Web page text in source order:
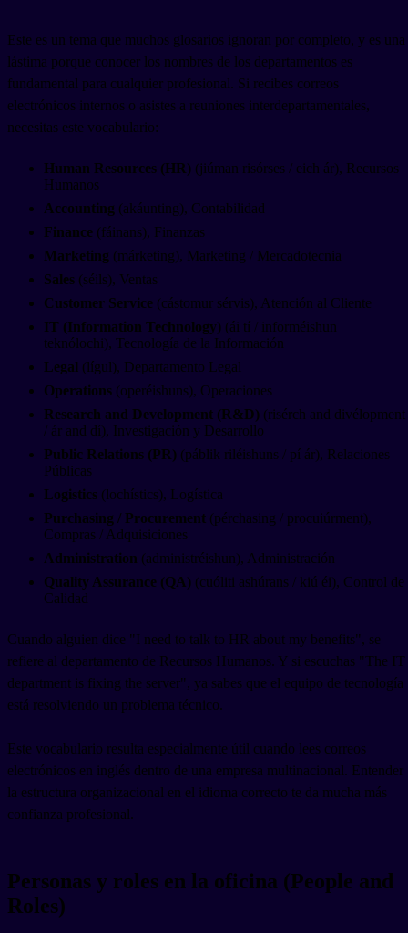
Este es un tema que muchos glosarios ignoran por completo, y es una
lástima porque conocer los nombres de los departamentos es
fundamental para cualquier profesional. Si recibes correos
electrónicos internos o asistes a reuniones interdepartamentales,
necesitas este vocabulario:
Human Resources (HR) (jiúman risórses / eich ár), Recursos
Humanos
Accounting (akáunting), Contabilidad
Finance (fáinans), Finanzas
Marketing (márketing), Marketing / Mercadotecnia
Sales (séils), Ventas
Customer Service (cástomur sérvis), Atención al Cliente
IT (Information Technology) (ái tí / informéishun
teknólochi), Tecnología de la Información
Legal (lígul), Departamento Legal
Operations (operéishuns), Operaciones
Research and Development (R&D) (risérch and divélopment
/ ár and dí), Investigación y Desarrollo
Public Relations (PR) (páblik riléishuns / pí ár), Relaciones
Públicas
Logistics (lochístics), Logística
Purchasing / Procurement (pérchasing / procuiúrment),
Compras / Adquisiciones
Administration (administréishun), Administración
Quality Assurance (QA) (cuóliti ashúrans / kiú éi), Control de
Calidad
Cuando alguien dice "I need to talk to HR about my benefits", se
refiere al departamento de Recursos Humanos. Y si escuchas "The IT
department is fixing the server", ya sabes que el equipo de tecnología
está resolviendo un problema técnico.
Este vocabulario resulta especialmente útil cuando lees correos
electrónicos en inglés dentro de una empresa multinacional. Entender
la estructura organizacional en el idioma correcto te da mucha más
confianza profesional.
Personas y roles en la oficina (People and
Roles)